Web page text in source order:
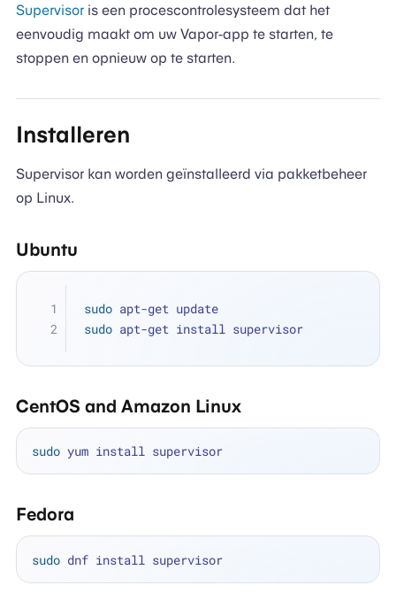
Supervisoris een procescontrolesysteem dat het
eenvoudig maakt om uw Vapor-app te starten, te
stoppen en opnieuw op te starten.
Installeren
Supervisor kan worden geïnstalleerd via pakketbeheer
op Linux.
Ubuntu
sudo apt-get update
sudo apt-get install supervisor
CentOS and Amazon Linux
sudo
Fedora
sudo